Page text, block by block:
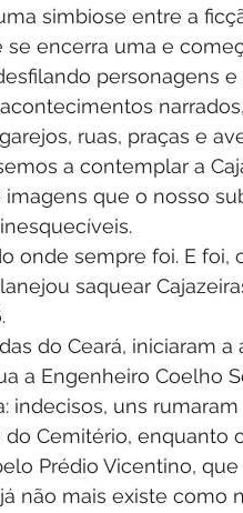
simbiose entre a
encerra uma e
personagens
ruas, praças e
a contemplar a
que o nosso
onde sempre foi. E foi,
saquear
do Ceará, iniciaram a
a Engenheiro Coelho
indecisos, uns
Cemitério, enquanto
Prédio Vicentino,
não mais existe como